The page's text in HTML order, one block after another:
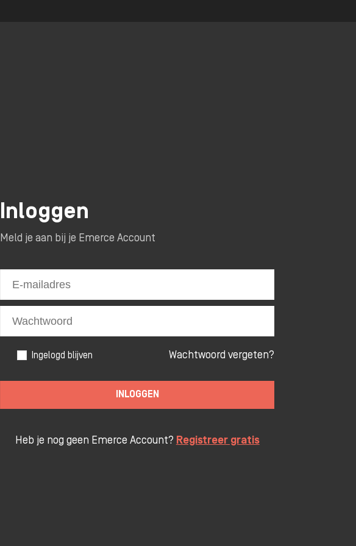
Inloggen
Meld je aan bij je Emerce Account
Ingelogd blijven Wachtwoord vergeten?
INLOGGEN
Heb je nog geen Emerce Account? Registreer gratis